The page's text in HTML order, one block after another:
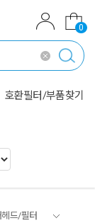
0
호환필터/부품찾기
드/필터